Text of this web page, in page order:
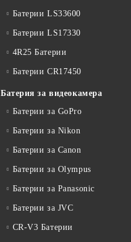
Батерии LS33600
Батерии LS17330
4R25 Батерии
Батерии CR17450
Батерия за видеокамера
Батерии за GoPro
Батерии за Nikon
Батерии за Canon
Батерии за Olympus
Батерии за Panasonic
Батерии за JVC
CR-V3 Батерии